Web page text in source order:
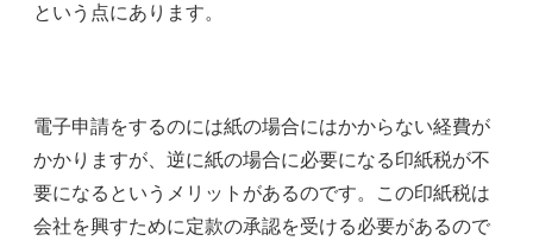
という点にあります。
電子申請をするのには紙の場合にはかからない経費が
かかりますが、逆に紙の場合に必要になる印紙税が不
要になるというメリットがあるのです。この印紙税は
会社を興すために定款の承認を受ける必要があるので